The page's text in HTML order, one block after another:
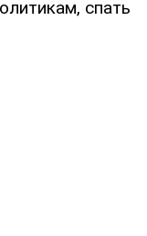
спать